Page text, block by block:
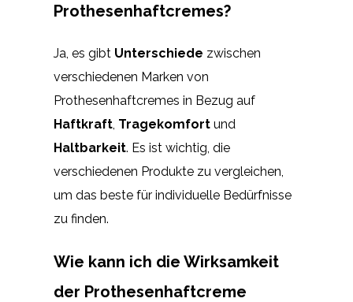
Prothesenhaftcremes?
Ja, es gibt Unterschiede zwischen
verschiedenen Marken von
Prothesenhaftcremes in Bezug auf
Haftkraft, Tragekomfort und
Haltbarkeit. Es ist wichtig, die
verschiedenen Produkte zu vergleichen,
um das beste für individuelle Bedürfnisse
zu finden.
Wie kann ich die Wirksamkeit
der Prothesenhaftcreme